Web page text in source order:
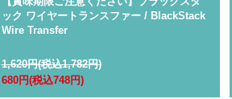
ック ワイヤートランスファー / BlackStack
Wire Transfer
1,620円(税込1,782円)
680円(税込748円)